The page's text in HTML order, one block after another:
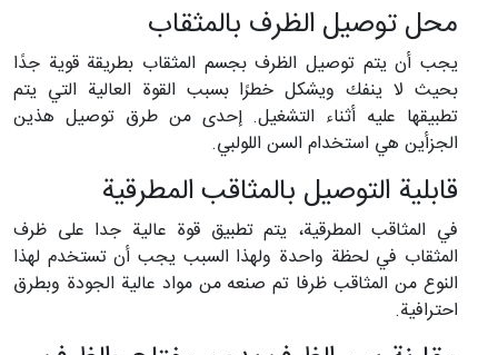
محل توصيل الظرف بالمثقاب
يجب أن يتم توصيل الظرف بجسم المثقاب بطريقة قوية جدًا
بحيث لا ينفك ويشكل خطرًا بسبب القوة العالية التي يتم
تطبيقها عليه أثناء التشغيل. إحدى من طرق توصيل هذين
الجزأين هي استخدام السن اللولبي.
قابلية التوصيل بالمثاقب المطرقية
في المثاقب المطرقية، يتم تطبيق قوة عالية جدا على ظرف
المثقاب في لحظة واحدة ولهذا السبب يجب أن تستخدم لهذا
النوع من المثاقب ظرفا تم صنعه من مواد عالية الجودة وبطرق
احترافية.